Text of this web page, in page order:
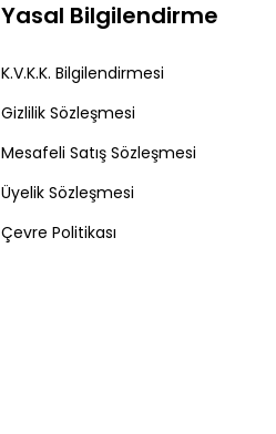
Yasal Bilgilendirme
K.V.K.K. Bilgilendirmesi
Gizlilik Sözleşmesi
Mesafeli Satış Sözleşmesi
Üyelik Sözleşmesi
Çevre Politikası